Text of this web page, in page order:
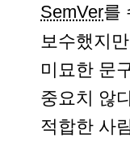
SemVer를
보수했지
미묘한 문
중요치 않
적합한 사